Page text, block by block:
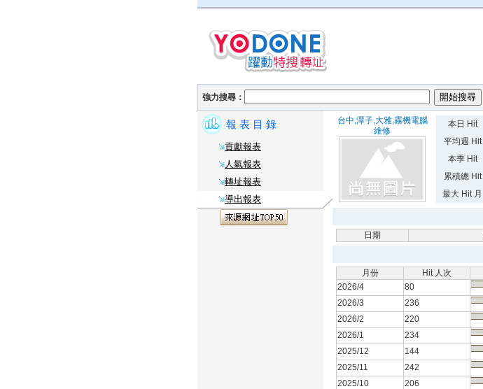
強力搜尋：
報 表 目 錄
貢獻報表
人氣報表
轉址報表
導出報表
台中,潭子,大雅,霧機電腦
維修
本日 Hit
平均週 Hit
本季 Hit
累積總 Hit
最大 Hit 月
日期
月份
Hit 人次
2026/4
80
2026/3
236
2026/2
220
2026/1
234
2025/12
144
2025/11
242
2025/10
206